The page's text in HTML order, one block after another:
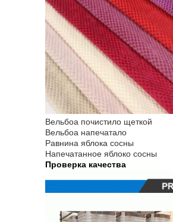
Вельбоа почистило щеткой
Вельбоа напечатало
Равнина яблока сосны
Напечатанное яблоко сосны
Проверка качества